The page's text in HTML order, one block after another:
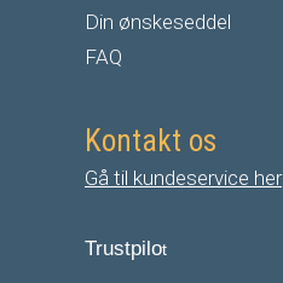
Din ønskeseddel
FAQ
Kontakt os
Gå til kundeservice her
Trustpilot